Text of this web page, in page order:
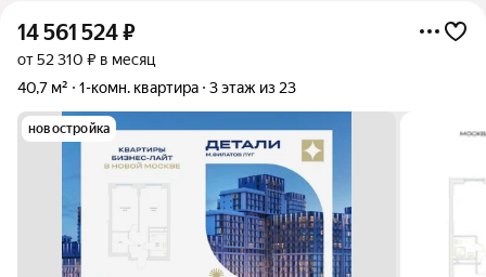
14 561 524₽
от 52 310 ₽ в месяц
40,7 м²
1-комн. квартира 3 этаж из 23
новостройка